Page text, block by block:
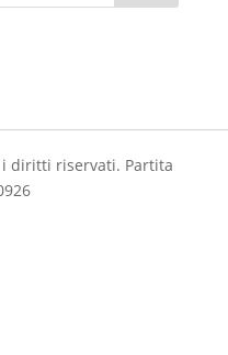
diritti riservati. Partita